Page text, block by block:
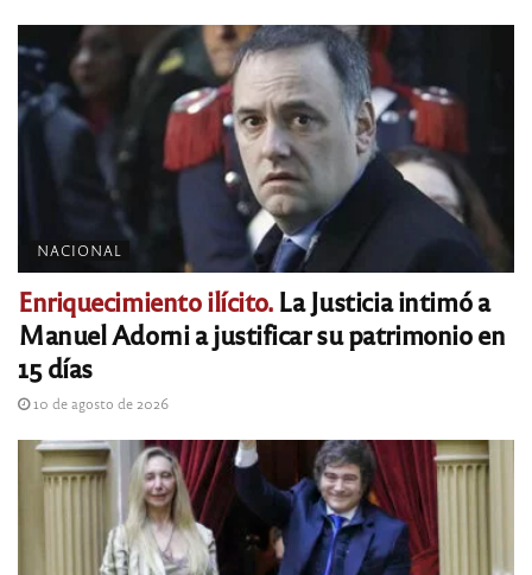
NACIONAL
Enriquecimiento ilícito.La Justicia intimó a
Manuel Adorni a justificar su patrimonio en
15 días
10 de agosto de 2026